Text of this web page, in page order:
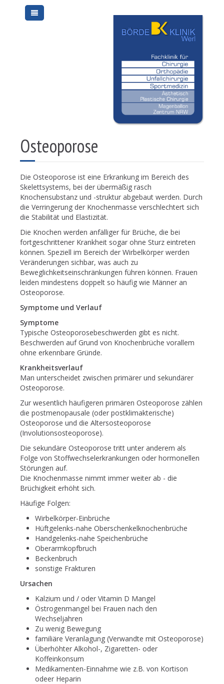
Osteoporose
Die Osteoporose ist eine Erkrankung im Bereich des
Skelettsystems, bei der übermäßig rasch
Knochensubstanz und -struktur abgebaut werden. Durch
die Verringerung der Knochenmasse verschlechtert sich
die Stabilität und Elastizität.
Die Knochen werden anfälliger für Brüche, die bei
fortgeschrittener Krankheit sogar ohne Sturz eintreten
können. Speziell im Bereich der Wirbelkörper werden
Veränderungen sichbar, was auch zu
Beweglichkeitseinschränkungen führen können. Frauen
leiden mindestens doppelt so häufig wie Männer an
Osteoporose.
Symptome und Verlauf
Symptome
Typische Osteoporosebeschwerden gibt es nicht.
Beschwerden auf Grund von Knochenbrüche vorallem
ohne erkennbare Gründe.
Krankheitsverlauf
Man unterscheidet zwischen primärer und sekundärer
Osteoporose.
Zur wesentlich häufigeren primären Osteoporose zählen
die postmenopausale (oder postklimakterische)
Osteoporose und die Altersosteoporose
(Involutionsosteoporose).
Die sekundäre Osteoporose tritt unter anderem als
Folge von Stoffwechselerkrankungen oder hormonellen
Störungen auf.
Die Knochenmasse nimmt immer weiter ab - die
Brüchigkeit erhöht sich.
Häufige Folgen:
Wirbelkörper-Einbrüche
Hüftgelenks-nahe Oberschenkelknochenbrüche
Handgelenks-nahe Speichenbrüche
Oberarmkopfbruch
Beckenbruch
sonstige Frakturen
Ursachen
Kalzium und / oder Vitamin D Mangel
Östrogenmangel bei Frauen nach den
Wechseljahren
Zu wenig Bewegung
familiäre Veranlagung (Verwandte mit Osteoporose)
Überhöhter Alkohol-, Zigaretten- oder
Koffeinkonsum
Medikamenten-Einnahme wie z.B. von Kortison
odeer Heparin